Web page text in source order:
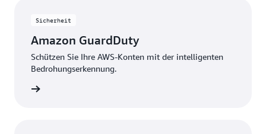
Sicherheit
Amazon GuardDuty
Schützen Sie Ihre AWS-Konten mit der intelligenten
Bedrohungserkennung.